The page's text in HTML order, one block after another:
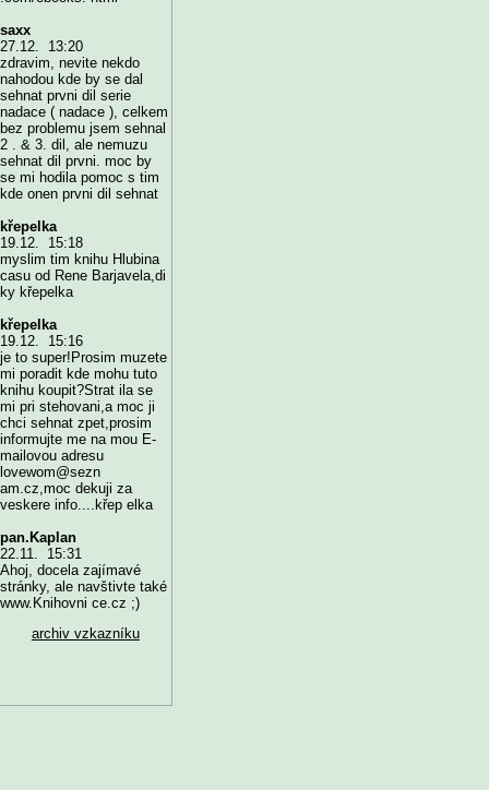
saxx
27.12. 13:20
zdravim, nevite nekdo
nahodou kde by se dal
sehnat prvni dil serie
nadace ( nadace ), celkem
bez problemu jsem sehnal
2 . & 3. dil, ale nemuzu
sehnat dil prvni. moc by
se mi hodila pomoc s tim
kde onen prvni dil sehnat
křepelka
19.12. 15:18
myslim tim knihu Hlubina
casu od Rene Barjavela,di
ky křepelka
křepelka
19.12. 15:16
je to super!Prosim muzete
mi poradit kde mohu tuto
knihu koupit?Strat ila se
mi pri stehovani,a moc ji
chci sehnat zpet,prosim
informujte me na mou E-
mailovou adresu
lovewom@sezn
am.cz,moc dekuji za
veskere info....křep elka
pan.Kaplan
22.11. 15:31
Ahoj, docela zajímavé
stránky, ale navštivte také
www.Knihovni ce.cz ;)
archiv vzkazníku